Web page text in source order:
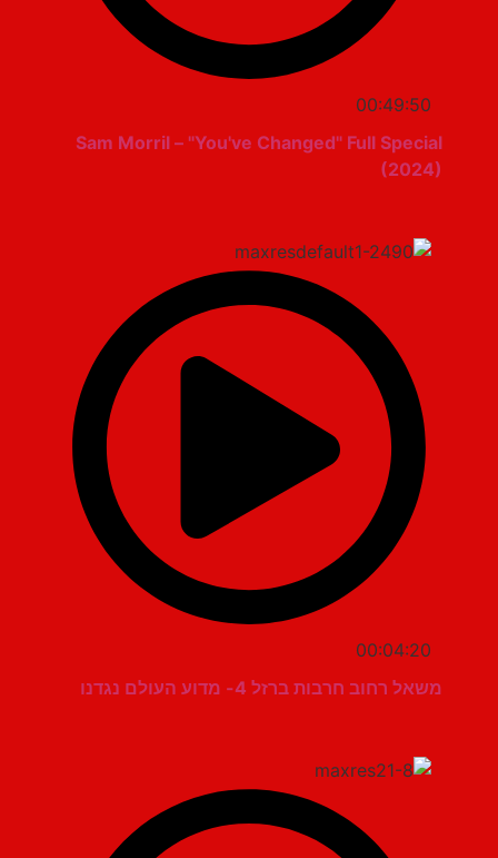
00:49:50
Sam Morril – "You've Changed" Full Special
(2024)
00:04:20
משאל רחוב חרבות ברזל 4- מדוע העולם נגדנו